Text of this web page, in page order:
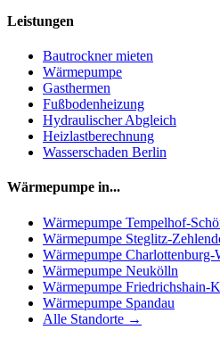
Leistungen
Bautrockner mieten
Wärmepumpe
Gasthermen
Fußbodenheizung
Hydraulischer Abgleich
Heizlastberechnung
Wasserschaden Berlin
Wärmepumpe in...
Wärmepumpe Tempelhof-
Wärmepumpe Steglitz-
Wärmepumpe Charlottenburg-
Wärmepumpe Neukölln
Wärmepumpe Friedrichshain-
Wärmepumpe Spandau
Alle Standorte →